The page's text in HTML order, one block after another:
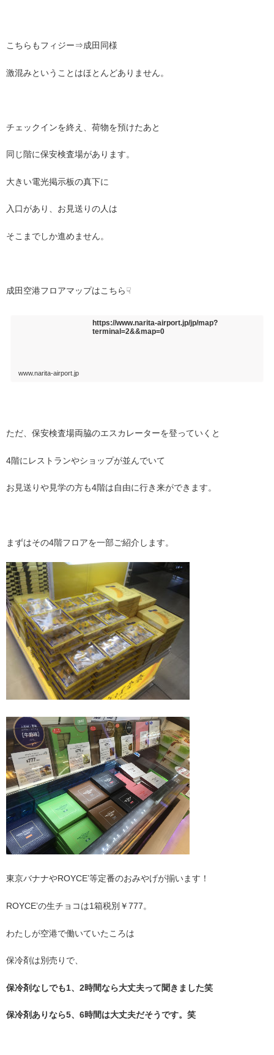
こちらもフィジー⇒成田同様
激混みということはほとんどありません。
チェックインを終え、荷物を預けたあと
同じ階に保安検査場があります。
大きい電光掲示板の真下に
入口があり、お見送りの人は
そこまでしか進めません。
成田空港フロアマップはこちら☟
https://www.narita-airport.jp/jp/map?
terminal=2&&map=0
www.narita-airport.jp
ただ、保安検査場両脇のエスカレーターを登っていくと
4階にレストランやショップが並んでいて
お見送りや見学の方も4階は自由に行き来ができます。
まずはその4階フロアを一部ご紹介します。
東京バナナやROYCE’等定番のおみやげが揃います！
ROYCE’の生チョコは1箱税別￥777。
わたしが空港で働いていたころは
保冷剤は別売りで、
保冷剤なしでも1、2時間なら大丈夫って聞きました笑
保冷剤ありなら5、6時間は大丈夫だそうです。笑